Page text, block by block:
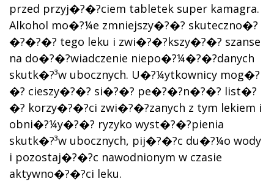
przed przyj�?�?ciem tabletek super kamagra.
Alkohol mo�?¼e zmniejszy�?�? skuteczno�?
�?�?�? tego leku i zwi�?�?kszy�?�? szanse
na do�?�?wiadczenie niepo�?¼�?�?danych
skutk�?³w ubocznych. U�?¼ytkownicy mog�?
�? cieszy�?�? si�?�? pe�?�?n�?�? list�?
�? korzy�?�?ci zwi�?�?zanych z tym lekiem i
obni�?¼y�?�? ryzyko wyst�?�?pienia
skutk�?³w ubocznych, pij�?�?c du�?¼o wody
i pozostaj�?�?c nawodnionym w czasie
aktywno�?�?ci leku.